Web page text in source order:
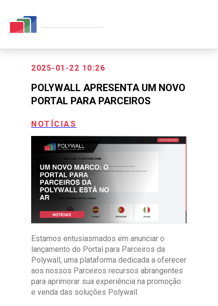
2025-01-22 10:26
POLYWALL APRESENTA UM NOVO
PORTAL PARA PARCEIROS
NOTÍCIAS
Estamos entusiasmados em anunciar o
lançamento do Portal para Parceiros da
Polywall, uma plataforma dedicada a oferecer
aos nossos Parceiros recursos abrangentes
para aprimorar sua experiência na promoção
e venda das soluções Polywall.